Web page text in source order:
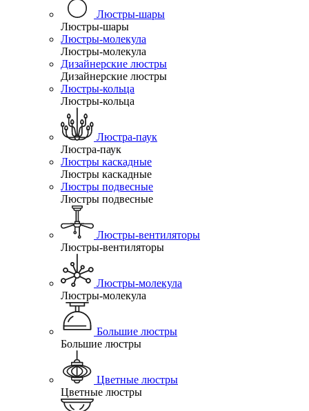
Люстры-шары
Люстры-шары
Люстры-молекула
Люстры-молекула
Дизайнерские люстры
Дизайнерские люстры
Люстры-кольца
Люстры-кольца
Люстра-паук
Люстра-паук
Люстры каскадные
Люстры каскадные
Люстры подвесные
Люстры подвесные
Люстры-вентиляторы
Люстры-вентиляторы
Люстры-молекула
Люстры-молекула
Большие люстры
Большие люстры
Цветные люстры
Цветные люстры